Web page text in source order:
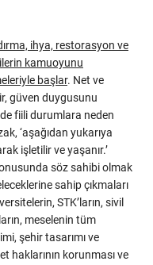
ihya, restorasyon ve
kamuoyunu
başlar. Net ve
güven duygusunu
fiili durumlara neden
‘aşağıdan yukarıya
işletilir ve yaşanır.’
söz sahibi olmak
sahip çıkmaları
STK’ların, sivil
meselenin tüm
şehir tasarımı ve
haklarının korunması ve